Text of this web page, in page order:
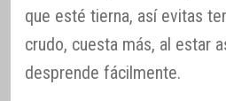
que esté tierna, así evitas
crudo, cuesta más, al estar
desprende fácilmente.